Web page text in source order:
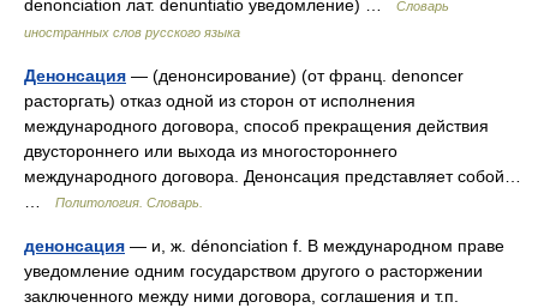
denonciation лат. denuntiatio уведомление) …
Словарь
иностранных слов русского языка
Денонсация — (денонсирование) (от франц. denoncer
расторгать) отказ одной из сторон от исполнения
международного договора, способ прекращения действия
двустороннего или выхода из многостороннего
международного договора. Денонсация представляет собой…
Политология. Словарь.
денонсация — и, ж. dénonciation f. В международном праве
уведомление одним государством другого о расторжении
заключенного между ними договора, соглашения и т.п.